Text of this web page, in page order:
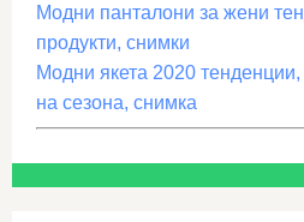
Модни панталони за жени
продукти, снимки
Модни якета 2020
на сезона, снимка